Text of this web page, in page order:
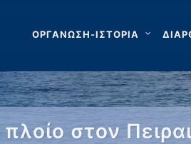
ΟΡΓΑΝΩΣΗ-ΙΣΤΟΡΙΑ
στον